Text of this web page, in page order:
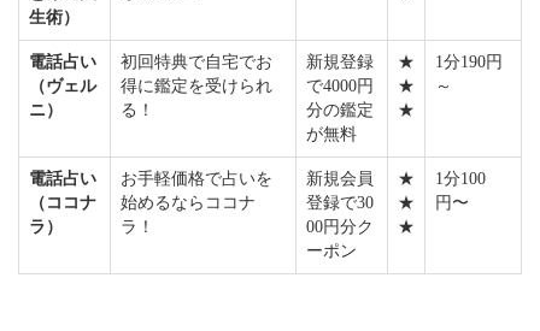
生術）
電話占い
（ヴェル
ニ）
初回特典で自宅でお
得に鑑定を受けられ
る！
新規登録
で4000円
分の鑑定
が無料
★
★
★
1分190円
～
電話占い
（ココナ
ラ）
お手軽価格で占いを
始めるならココナ
ラ！
新規会員
登録で30
00円分ク
ーポン
★
★
★
1分100
円〜